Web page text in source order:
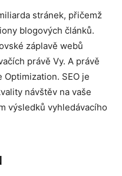
stránek, přičemž
blogových článků.
záplavě webů
právě Vy. A právě
Optimization. SEO je
návštěv na vaše
výsledků vyhledávacího